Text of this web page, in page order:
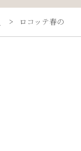
ロコッテ春の新